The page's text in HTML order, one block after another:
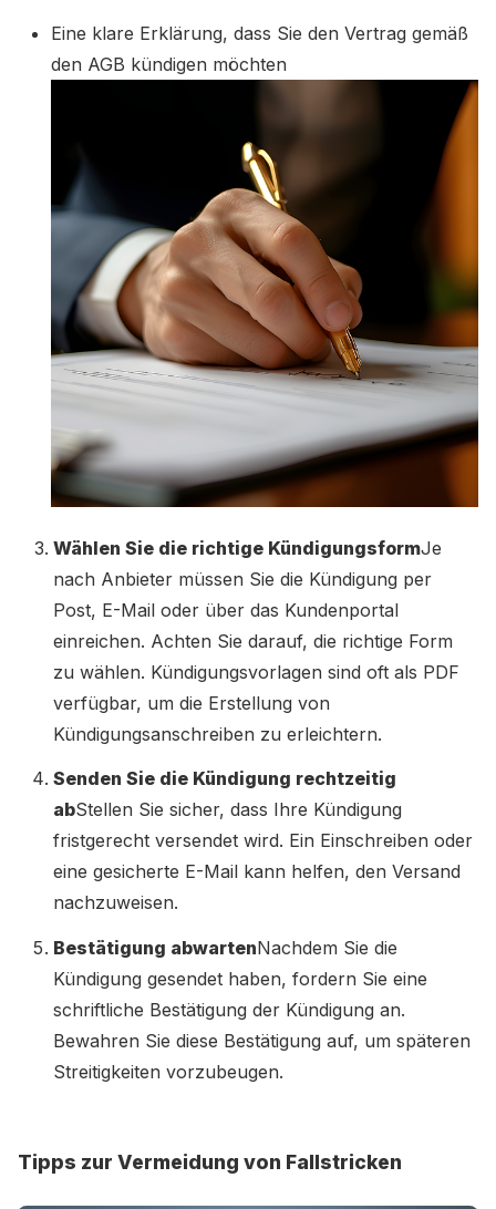
Eine klare Erklärung, dass Sie den Vertrag gemäß
den AGB kündigen möchten
Wählen Sie die richtige KündigungsformJe
nach Anbieter müssen Sie die Kündigung per
Post, E-Mail oder über das Kundenportal
einreichen. Achten Sie darauf, die richtige Form
zu wählen. Kündigungsvorlagen sind oft als PDF
verfügbar, um die Erstellung von
Kündigungsanschreiben zu erleichtern.
Senden Sie die Kündigung rechtzeitig
abStellen Sie sicher, dass Ihre Kündigung
fristgerecht versendet wird. Ein Einschreiben oder
eine gesicherte E-Mail kann helfen, den Versand
nachzuweisen.
Bestätigung abwartenNachdem Sie die
Kündigung gesendet haben, fordern Sie eine
schriftliche Bestätigung der Kündigung an.
Bewahren Sie diese Bestätigung auf, um späteren
Streitigkeiten vorzubeugen.
Tipps zur Vermeidung von Fallstricken